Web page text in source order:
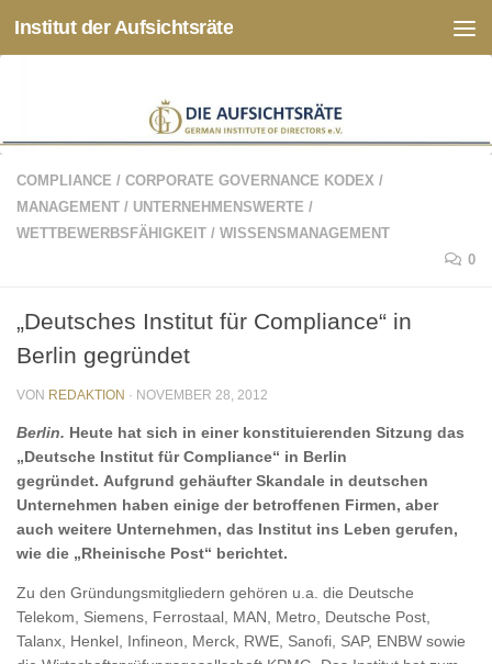
Zum Inhalt springen
Institut der Aufsichtsräte
COMPLIANCE / CORPORATE GOVERNANCE KODEX /
MANAGEMENT / UNTERNEHMENSWERTE /
WETTBEWERBSFÄHIGKEIT / WISSENSMANAGEMENT
0
„Deutsches Institut für Compliance“ in
Berlin gegründet
VON REDAKTION · NOVEMBER 28, 2012
Berlin. Heute hat sich in einer konstituierenden Sitzung das
„Deutsche Institut für Compliance“ in Berlin
gegründet. Aufgrund gehäufter Skandale in deutschen
Unternehmen haben einige der betroffenen Firmen, aber
auch weitere Unternehmen, das Institut ins Leben gerufen,
wie die „Rheinische Post“ berichtet.
Zu den Gründungsmitgliedern gehören u.a. die Deutsche
Telekom, Siemens, Ferrostaal, MAN, Metro, Deutsche Post,
Talanx, Henkel, Infineon, Merck, RWE, Sanofi, SAP, ENBW sowie